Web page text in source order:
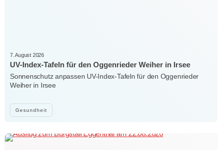
Gesundheit
7. August 2026
UV-Index-Tafeln für den Oggenrieder Weiher in Irsee
Sonnenschutz anpassen UV-Index-Tafeln für den Oggenrieder
Weiher in Irsee